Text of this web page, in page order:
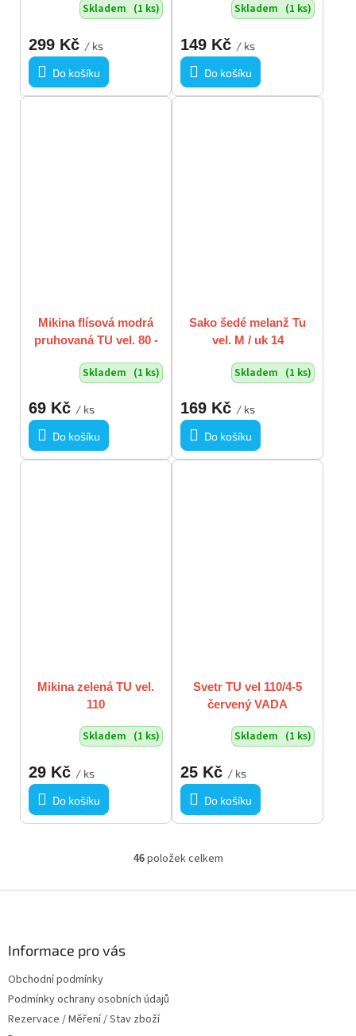
VISAČKOU vel XL
Skladem (1 ks)
299 Kč / ks
Do košíku
vel L - XL
Skladem (1 ks)
149 Kč / ks
Do košíku
Mikina flísová modrá
pruhovaná TU vel. 80 -
Skladem (1 ks)
69 Kč / ks
Do košíku
Sako šedé melanž Tu
vel. M / uk 14
Skladem (1 ks)
169 Kč / ks
Do košíku
Mikina zelená TU vel.
110
Skladem (1 ks)
29 Kč / ks
Do košíku
Svetr TU vel 110/4-5
červený VADA
Skladem (1 ks)
25 Kč / ks
Do košíku
O
l
46položek celkem
Informace pro vás
Obchodní podmínky
Podmínky ochrany osobních údajů
Rezervace / Měření / Stav zboží